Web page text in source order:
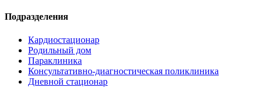
Подразделения
Кардиостационар
Родильный дом
Параклиника
Консультативно-диагностическая поликлиника
Дневной стационар